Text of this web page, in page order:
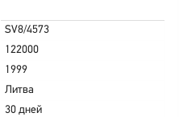
SV8/4573
122000
1999
Литва
30 дней